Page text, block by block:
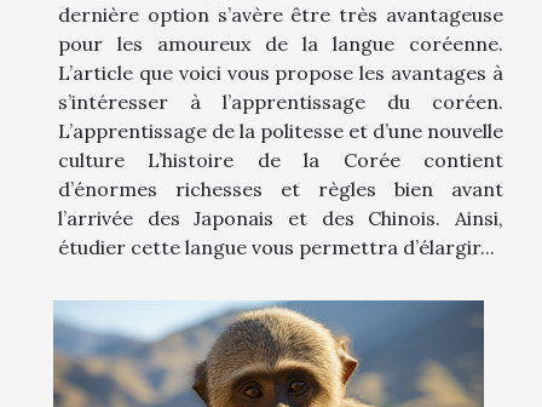
dernière option s’avère être très avantageuse
pour les amoureux de la langue coréenne.
L’article que voici vous propose les avantages à
s’intéresser à l’apprentissage du coréen.
L’apprentissage de la politesse et d’une nouvelle
culture L’histoire de la Corée contient
d’énormes richesses et règles bien avant
l’arrivée des Japonais et des Chinois. Ainsi,
étudier cette langue vous permettra d’élargir...